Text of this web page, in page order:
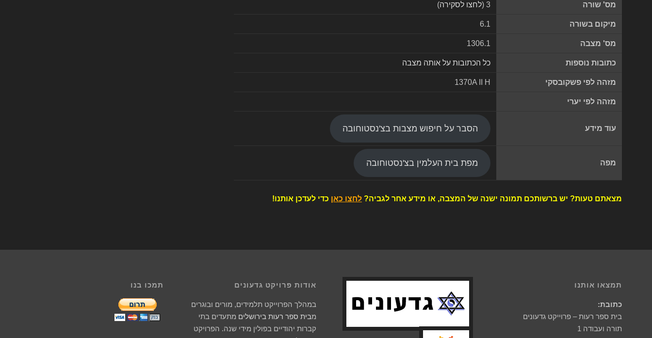
מס' שורה 3 ( לחצו לסקירה)
מיקום בשורה 6.1
מס' מצבה 1306.1
כתובות נוספות כל הכתובות על אותה מצבה
מזהה לפי פשקובסקי 1370A II H
מזהה לפי יערי
עוד מידע הסבר על חיפוש מצבות בצ'נסטוחובה
מפה מפת בית העלמין בצ'נסטוחובה
מצאתם טעות? יש ברשותכם תמונה ישנה של המצבה, או מידע אחר לגביה? לחצו כאן כדי לעדכן אותנו!
תמצאו אותנו
כתובת:
בית ספר רעות – פרוייקט גדעונים
תורה ועבודה 1
אודות פרויקט גדעונים
במהלך הפרוייקט תלמידים, מורים ובוגרים
מבית ספר רעות בירושלים מתעדים בתי
קברות יהודיים בפולין מידי שנה. הפרויקט
תמכו בנו